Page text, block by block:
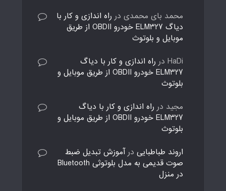
محمد بای محمدی در راه اندازی و کار با
دیاگ ELM327 خودرو OBDII از طریق
موبایل و بلوتوث
HaDi در راه اندازی و کار با دیاگ
ELM327 خودرو OBDII از طریق موبایل و
بلوتوث
مجید در راه اندازی و کار با دیاگ
ELM327 خودرو OBDII از طریق موبایل و
بلوتوث
اروند طباطبایی در آموزش تبدیل ضبط
صوت قدیمی به مدل بلوتوثی Bluetooth
در منزل